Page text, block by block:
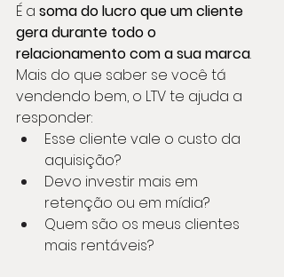
É a soma do lucro que um cliente
gera durante todo o
relacionamento com a sua marca.
Mais do que saber se você tá
vendendo bem, o LTV te ajuda a
responder:
Esse cliente vale o custo da
aquisição?
Devo investir mais em
retenção ou em mídia?
Quem são os meus clientes
mais rentáveis?